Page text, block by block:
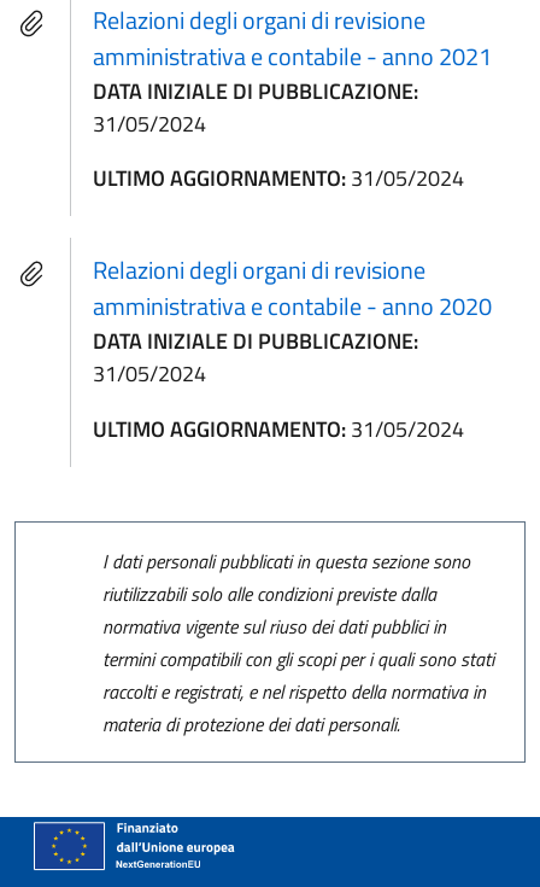
Relazioni degli organi di revisione
amministrativa e contabile - anno 2021
DATA INIZIALE DI PUBBLICAZIONE:
31/05/2024
ULTIMO AGGIORNAMENTO:31/05/2024
Relazioni degli organi di revisione
amministrativa e contabile - anno 2020
DATA INIZIALE DI PUBBLICAZIONE:
31/05/2024
ULTIMO AGGIORNAMENTO:31/05/2024
I dati personali pubblicati in questa sezione sono
riutilizzabili solo alle condizioni previste dalla
normativa vigente sul riuso dei dati pubblici in
termini compatibili con gli scopi per i quali sono stati
raccolti e registrati, e nel rispetto della normativa in
materia di protezione dei dati personali.